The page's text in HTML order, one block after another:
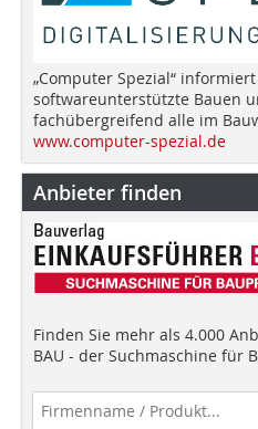
„Computer Spezial“
softwareunterstützte Bauen
fachübergreifend alle im
www.computer-spezial.de
Anbieter finden
Finden Sie mehr als 4.000
BAU - der Suchmaschine für